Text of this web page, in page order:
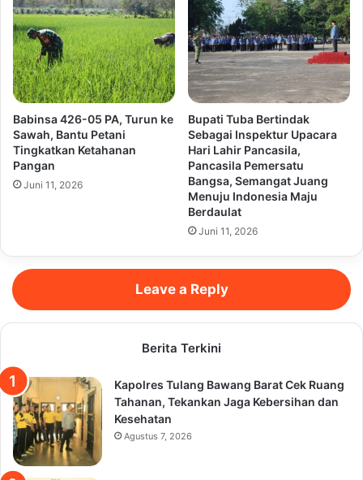
Babinsa 426-05 PA, Turun ke
Sawah, Bantu Petani
Tingkatkan Ketahanan
Pangan
Juni 11, 2026
Bupati Tuba Bertindak
Sebagai Inspektur Upacara
Hari Lahir Pancasila,
Pancasila Pemersatu
Bangsa, Semangat Juang
Menuju Indonesia Maju
Berdaulat
Juni 11, 2026
Leave a Reply
Berita Terkini
Kapolres Tulang Bawang Barat Cek Ruang
Tahanan, Tekankan Jaga Kebersihan dan
Kesehatan
Agustus 7, 2026